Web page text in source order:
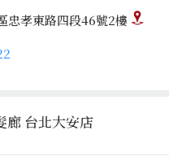
忠孝東路四段46號2樓
廊 台北大安店